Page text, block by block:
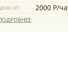
ОТ: 2000 Р/